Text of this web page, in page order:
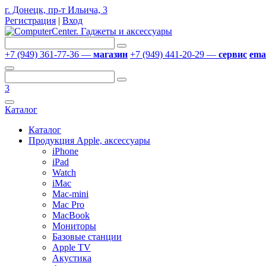
г. Донецк, пр-т Ильича, 3
Регистрация | Вход
+7 (949) 361-77-36 — магазин +7 (949) 441-20-29 — сервис
3
Каталог
Каталог
Продукция Apple, аксессуары
iPhone
iPad
Watch
iMac
Mac-mini
Mac Pro
MacBook
Мониторы
Базовые станции
Apple TV
Акустика